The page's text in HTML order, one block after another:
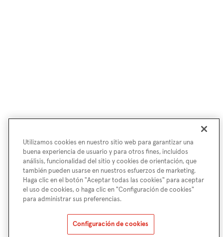
Utilizamos cookies en nuestro sitio web para garantizar una
buena experiencia de usuario y para otros fines, incluidos
análisis, funcionalidad del sitio y cookies de orientación, que
también pueden usarse en nuestros esfuerzos de marketing.
Haga clic en el botón "Aceptar todas las cookies" para aceptar
el uso de cookies, o haga clic en "Configuración de cookies"
para administrar sus preferencias.
Configuración de cookies